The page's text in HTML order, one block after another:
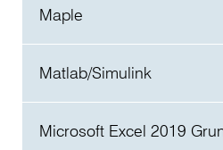
Preis
Maple
Preis
Matlab/Simulink
Preis
Microsoft Excel 2019